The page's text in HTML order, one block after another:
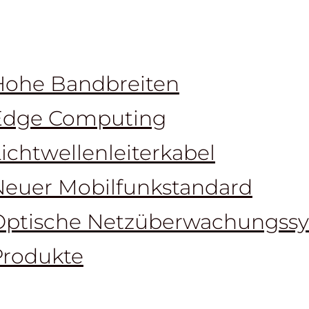
Bandbreiten
Computing
Mobilfunkstandard